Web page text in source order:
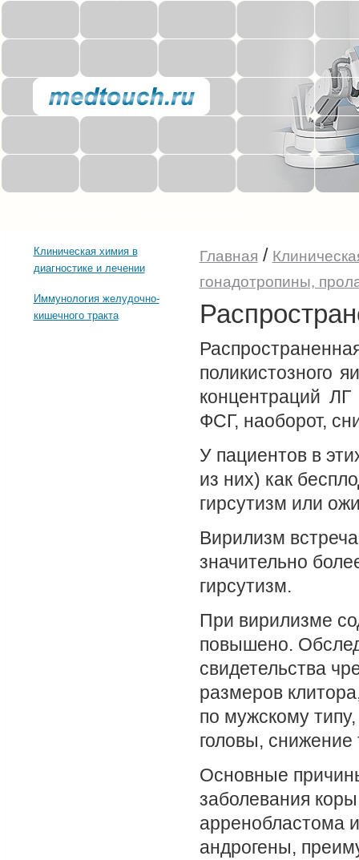
Клиническая химия в
диагностике и лечении
Иммунология желудочно-
кишечного тракта
Главная /
гонадотропины,
поликистозного
концентраций
ФСГ, наоборот,
У пациентов в
из них) как
гирсутизм или
Вирилизм
значительно
гирсутизм.
При вирилизме
повышено.
свидетельства
размеров
по мужскому
головы,
Основные
заболевания
арренобластома
андрогены,